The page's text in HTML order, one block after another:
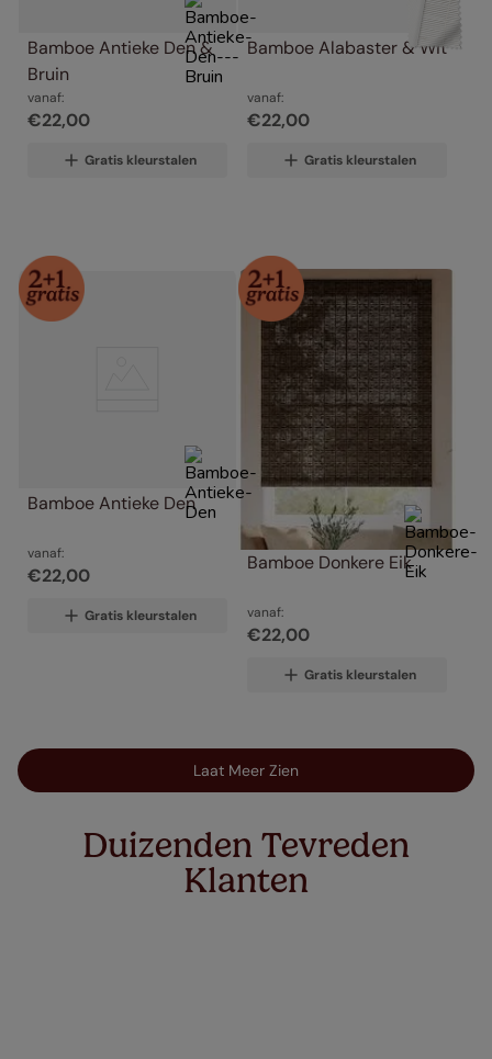
Bamboe Antieke Den &
Bruin
vanaf:
€22,00
Gratis kleurstalen
Bamboe Alabaster & Wit
vanaf:
€22,00
Gratis kleurstalen
Bamboe Antieke Den
vanaf:
€22,00
Gratis kleurstalen
Bamboe Donkere Eik
vanaf:
€22,00
Gratis kleurstalen
Laat Meer Zien
Duizenden Tevreden
Klanten